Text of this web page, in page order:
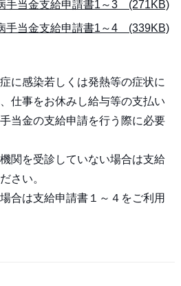
手当金支給申請書1～3 (271KB)
手当金支給申請書1～4 (339KB)
に感染若しくは発熱等の症状に
仕事をお休みし給与等の支払い
当金の支給申請を行う際に必要
関を受診していない場合は支給
さい。
合は支給申請書１～４をご利用